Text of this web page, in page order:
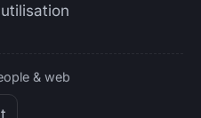
& web